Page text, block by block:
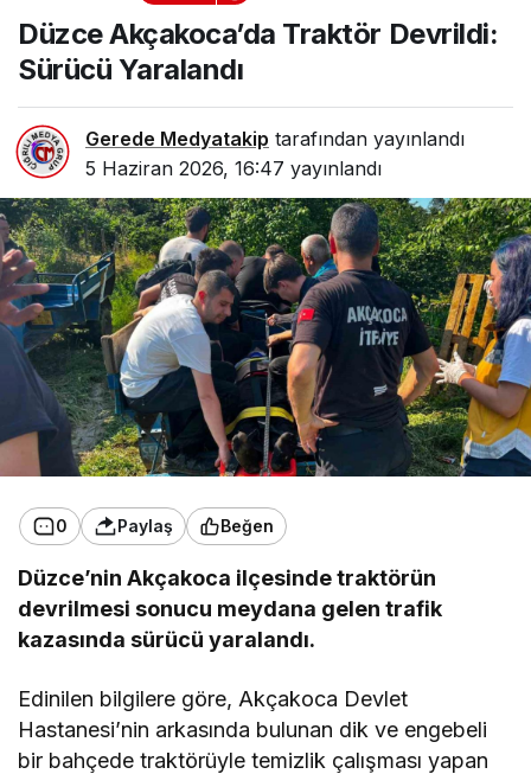
Düzce Akçakoca’da Traktör Devrildi:
Sürücü Yaralandı
Gerede Medyatakip tarafından yayınlandı
5 Haziran 2026, 16:47 yayınlandı
0 Paylaş Beğen
Düzce’nin Akçakoca ilçesinde traktörün
devrilmesi sonucu meydana gelen trafik
kazasında sürücü yaralandı.
Edinilen bilgilere göre, Akçakoca Devlet
Hastanesi’nin arkasında bulunan dik ve engebeli
bir bahçede traktörüyle temizlik çalışması yapan